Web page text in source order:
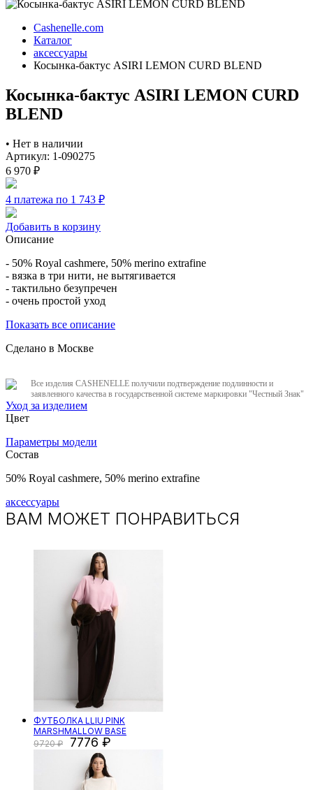
Cashenelle.com
Каталог
аксессуары
Косынка-бактус ASIRI LEMON CURD BLEND
Косынка-бактус ASIRI LEMON CURD
BLEND
• Нет в наличии
Артикул: 1-090275
6 970 ₽
4 платежа по 1 743 ₽
Добавить в корзину
Описание
- 50% Royal cashmere, 50% merino extrafine
- вязка в три нити, не вытягивается
- тактильно безупречен
- очень простой уход
Показать все описание
Сделано в Москве
Все изделия CASHENELLE получили подтверждение подлинности и
заявленного качества в государственной системе маркировки "Честный Знак"
Уход за изделием
Цвет
Параметры модели
Состав
50% Royal cashmere, ​50% merino extrafine
аксессуары
ВАМ МОЖЕТ ПОНРАВИТЬСЯ
ФУТБОЛКА LLIU PINK
MARSHMALLOW BASE
9720
7776